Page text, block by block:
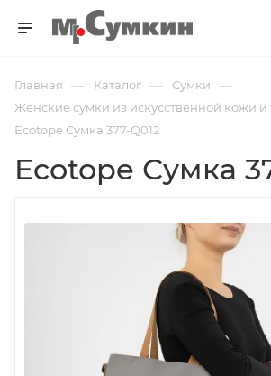
Главная — Каталог — Cумки —
Женские сумки из искусственной кожи и
Ecotope Сумка 377-Q012
Ecotope Сумка